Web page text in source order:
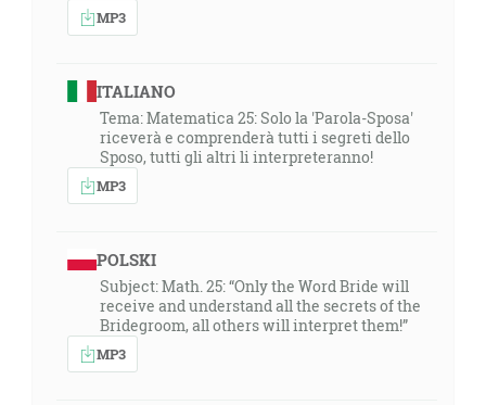
MP3
ITALIANO
Tema: Matematica 25: Solo la 'Parola-Sposa'
riceverà e comprenderà tutti i segreti dello
Sposo, tutti gli altri li interpreteranno!
MP3
POLSKI
Subject: Math. 25: “Only the Word Bride will
receive and understand all the secrets of the
Bridegroom, all others will interpret them!”
MP3